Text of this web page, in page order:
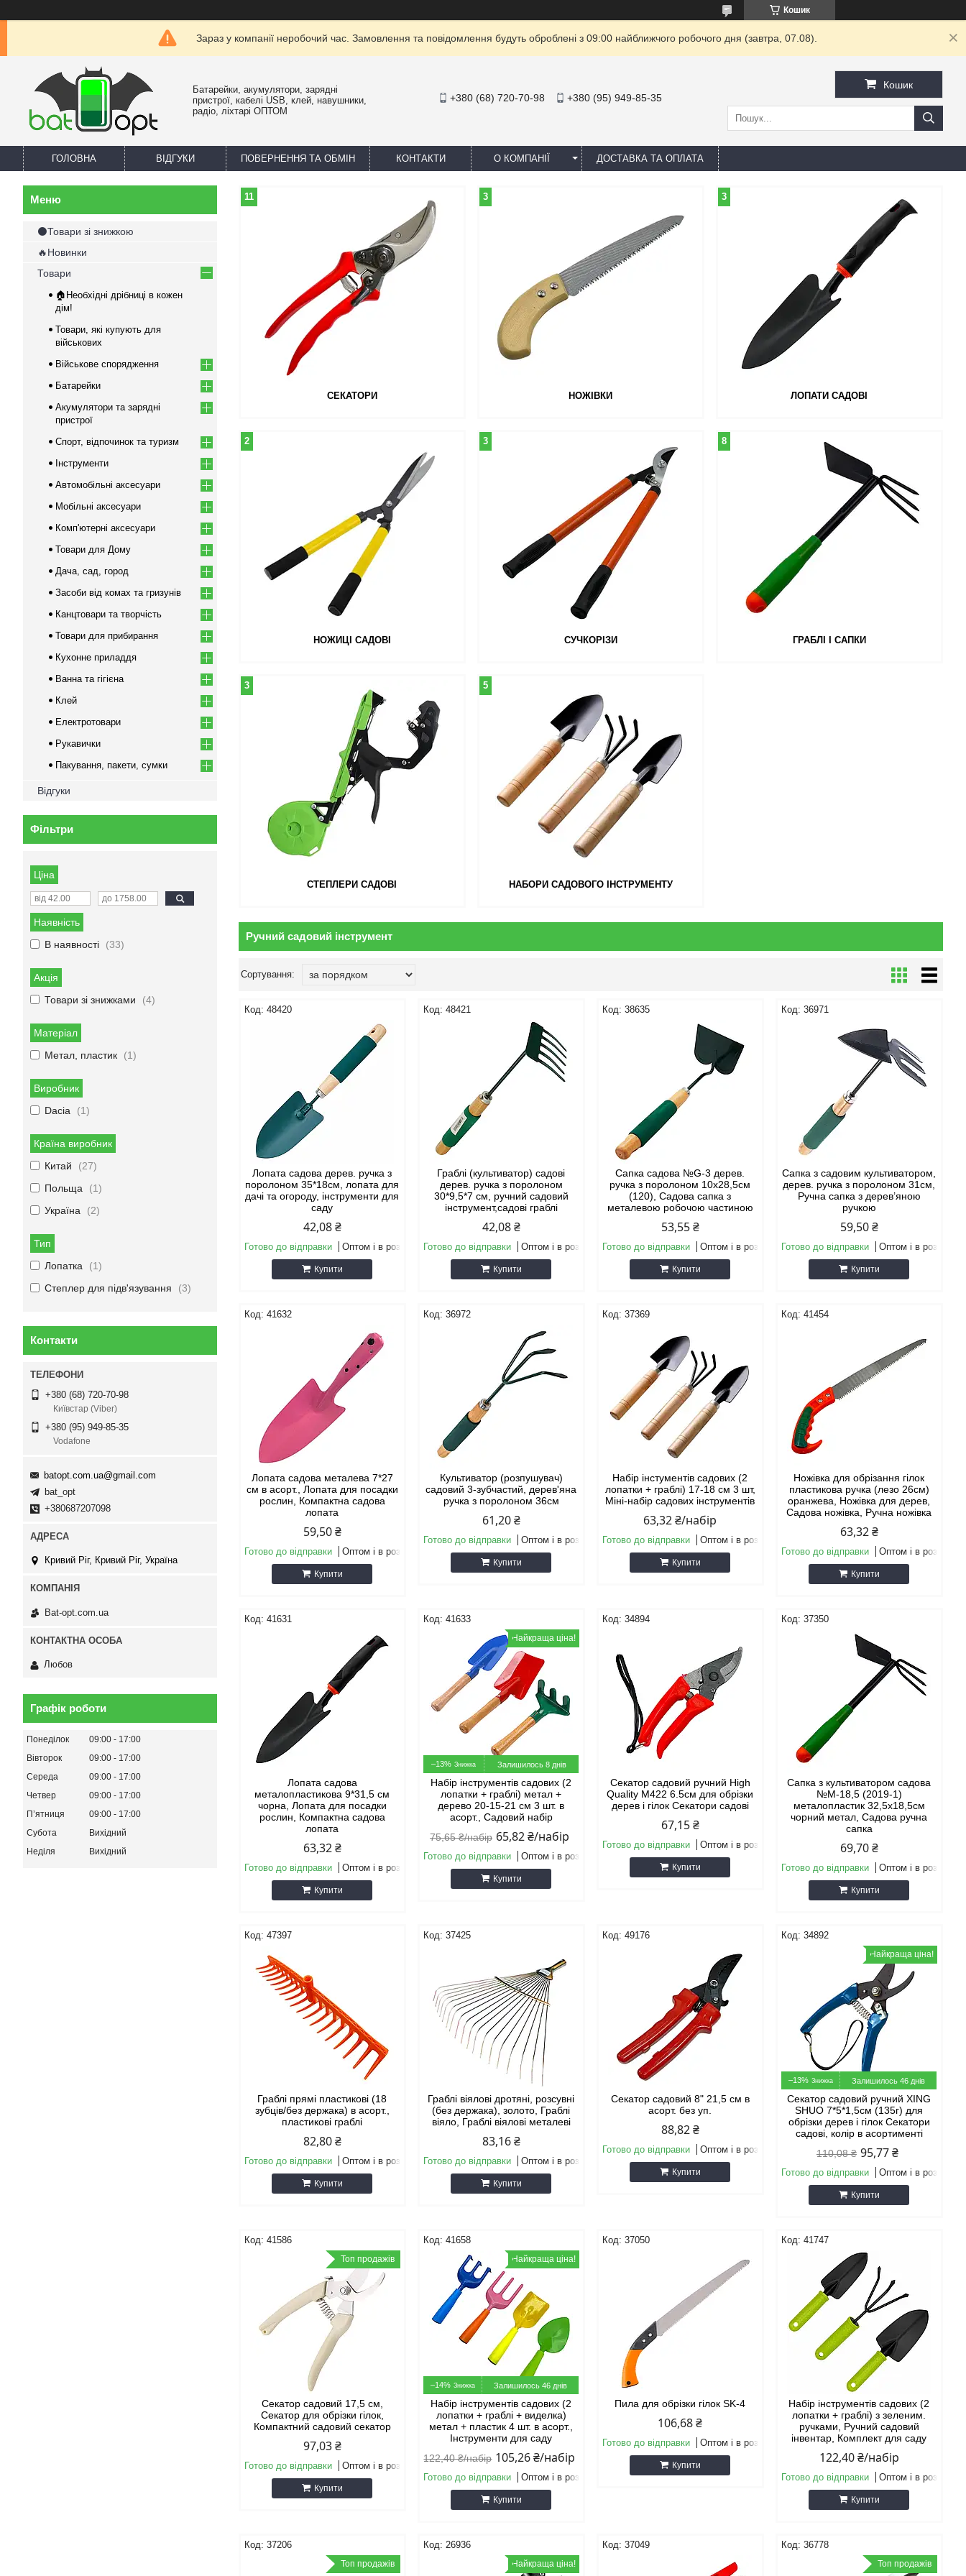
Кошик
Зараз у компанії неробочий час. Замовлення та повідомлення будуть оброблені з 09:00 найближчого робочого дня (завтра, 07.08).
Батарейки, акумулятори, зарядні
пристрої, кабелі USB, клей, навушники,
радіо, ліхтарі ОПТОМ
+380 (68) 720-70-98 +380 (95) 949-85-35
Кошик
ГОЛОВНА ВІДГУКИ ПОВЕРНЕННЯ ТА ОБМІН КОНТАКТИ О КОМПАНІЇ ДОСТАВКА ТА ОПЛАТА
СЕКАТОРИ
11
НОЖІВКИ
3
ЛОПАТИ САДОВІ
3
НОЖИЦІ САДОВІ
2
СУЧКОРІЗИ
3
ГРАБЛІ І САПКИ
8
СТЕПЛЕРИ САДОВІ
3
НАБОРИ САДОВОГО ІНСТРУМЕНТУ
5
Ручний садовий інструмент
48420
Лопата садова дерев. ручка з
поролоном 35*18см, лопата для
дачі та огороду, інструменти для
саду
42,08 ₴
Готово до відправки Оптом і в роздріб
Купити
48421
Граблі (культиватор) садові
дерев. ручка з поролоном
30*9,5*7 см, ручний садовий
інструмент,садові граблі
42,08 ₴
Готово до відправки Оптом і в роздріб
Купити
38635
Сапка садова №G-3 дерев.
ручка з поролоном 10х28,5см
(120), Садова сапка з
металевою робочою частиною
53,55 ₴
Готово до відправки Оптом і в роздріб
Купити
36971
Сапка з садовим культиватором,
дерев. ручка з поролоном 31см,
Ручна сапка з дерев’яною
ручкою
59,50 ₴
Готово до відправки Оптом і в роздріб
Купити
41632
Лопата садова металева 7*27
см в асорт., Лопата для посадки
рослин, Компактна садова
лопата
59,50 ₴
Готово до відправки Оптом і в роздріб
Купити
36972
Культиватор (розпушувач)
садовий 3-зубчастий, дерев'яна
ручка з поролоном 36см
61,20 ₴
Готово до відправки Оптом і в роздріб
Купити
37369
Набір інстументів садових (2
лопатки + граблі) 17-18 см 3 шт,
Міні-набір садових інструментів
63,32 ₴/набір
Готово до відправки Оптом і в роздріб
Купити
41454
Ножівка для обрізання гілок
пластикова ручка (лезо 26см)
оранжева, Ножівка для дерев,
Садова ножівка, Ручна ножівка
63,32 ₴
Готово до відправки Оптом і в роздріб
Купити
41631
Лопата садова
металопластикова 9*31,5 см
чорна, Лопата для посадки
рослин, Компактна садова
лопата
63,32 ₴
Готово до відправки Оптом і в роздріб
Купити
41633
Найкраща ціна!
–13% Залишилось 8 днів
Набір інструментів садових (2
лопатки + граблі) метал +
дерево 20-15-21 см 3 шт. в
асорт., Садовий набір
75,65 ₴/набір 65,82 ₴/набір
Готово до відправки Оптом і в роздріб
Купити
34894
Секатор садовий ручний High
Quality М422 6.5см для обрізки
дерев і гілок Секатори садові
67,15 ₴
Готово до відправки Оптом і в роздріб
Купити
37350
Сапка з культиватором садова
№М-18,5 (2019-1)
металопластик 32,5х18,5см
чорний метал, Садова ручна
сапка
69,70 ₴
Готово до відправки Оптом і в роздріб
Купити
47397
Граблі прямі пластикові (18
зубців/без держака) в асорт.,
пластикові граблі
82,80 ₴
Готово до відправки Оптом і в роздріб
Купити
37425
Граблі віялові дротяні, розсувні
(без держака), золото, Граблі
віяло, Граблі віялові металеві
83,16 ₴
Готово до відправки Оптом і в роздріб
Купити
49176
Секатор садовий 8" 21,5 см в
асорт. без уп.
88,82 ₴
Готово до відправки Оптом і в роздріб
Купити
34892
Найкраща ціна!
–13% Залишилось 46 днів
Секатор садовий ручний XING
SHUO 7*5*1,5см (135г) для
обрізки дерев і гілок Секатори
садові, колір в асортименті
110,08 ₴ 95,77 ₴
Готово до відправки Оптом і в роздріб
Купити
41586
Топ продажів
Секатор садовий 17,5 см,
Секатор для обрізки гілок,
Компактний садовий секатор
97,03 ₴
Готово до відправки Оптом і в роздріб
Купити
41658
Найкраща ціна!
–14% Залишилось 46 днів
Набір інструментів садових (2
лопатки + граблі + виделка)
метал + пластик 4 шт. в асорт.,
Інструменти для саду
122,40 ₴/набір 105,26 ₴/набір
Готово до відправки Оптом і в роздріб
Купити
37050
Пила для обрізки гілок SK-4
106,68 ₴
Готово до відправки Оптом і в роздріб
Купити
41747
Набір інструментів садових (2
лопатки + граблі) з зеленим.
ручками, Ручний садовий
інвентар, Комплект для саду
122,40 ₴/набір
Готово до відправки Оптом і в роздріб
Купити
37206
Топ продажів
26936
Найкраща ціна!
37049 36778
Топ продажів
⚫Товари зі знижкою
🔥Новинки
Товари
🏠Необхідні дрібниці в кожен
дім!
Товари, які купують для
військових
Військове спорядження
Батарейки
Акумулятори та зарядні
пристрої
Спорт, відпочинок та туризм
Інструменти
Автомобільні аксесуари
Мобільні аксесуари
Комп'ютерні аксесуари
Товари для Дому
Дача, сад, город
Засоби від комах та гризунів
Канцтовари та творчість
Товари для прибирання
Кухонне приладдя
Ванна та гігієна
Клей
Електротовари
Рукавички
Пакування, пакети, сумки
Відгуки
Фільтри
Ціна
Наявність
В наявності
33
Акція
Товари зі знижками
4
Матеріал
Метал, пластик
1
Виробник
Dacia
1
Країна виробник
Китай
27
Польща
1
Україна
2
Тип
Лопатка
1
Степлер для підв'язування
3
Контакти
+380 (68) 720-70-98
Київстар (Viber)
+380 (95) 949-85-35
Vodafone
batopt.com.ua@gmail.com
bat_opt
+380687207098
Кривий Ріг, Кривий Ріг, Україна
Bat-opt.com.ua
Любов
Графік роботи
Понеділок 09:00
17:00
Вівторок
09:00
17:00
Середа
09:00
17:00
Четвер
09:00
17:00
Пʼятниця
09:00
17:00
Субота
Вихідний
Неділя
Вихідний